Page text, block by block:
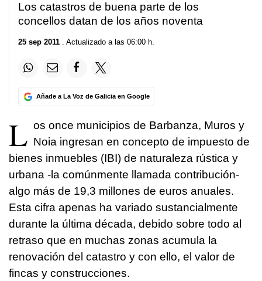
Los catastros de buena parte de los
concellos datan de los años noventa
25 sep 2011 . Actualizado a las 06:00 h.
Añade a La Voz de Galicia en Google
L os once municipios de Barbanza, Muros y
Noia ingresan en concepto de impuesto de
bienes inmuebles (IBI) de naturaleza rústica y
urbana -la comúnmente llamada contribución-
algo más de 19,3 millones de euros anuales.
Esta cifra apenas ha variado sustancialmente
durante la última década, debido sobre todo al
retraso que en muchas zonas acumula la
renovación del catastro y con ello, el valor de
fincas y construcciones.